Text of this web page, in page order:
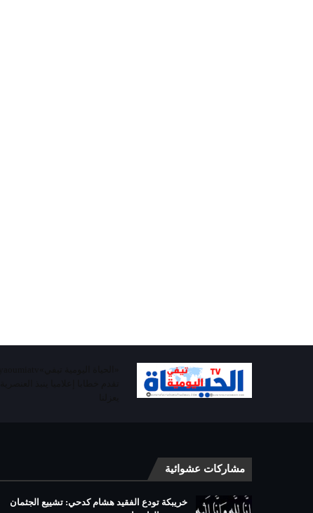
مشاركات عشوائية
خريبكة تودع الفقيد هشام كدحي: تشييع الجثمان